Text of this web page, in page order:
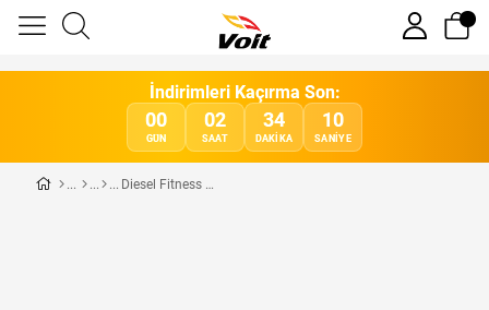
İndirimleri Kaçırma Son:
00
GÜN
02
SAAT
34
DAKIKA
10
SANIYE
Diesel Fitness 9005A Functional Trainer